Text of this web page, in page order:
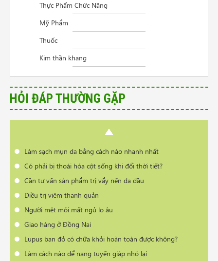
Thực Phẩm Chức Năng
Mỹ Phẩm
Thuốc
Kim thần khang
HỎI ĐÁP THƯỜNG GẶP
Cần tư vấn sản phẩm trị vẩy nến da đầu
Điều trị viêm thanh quản
Người mệt mỏi mất ngủ lo âu
Giao hàng ở Đồng Nai
Lupus ban đỏ có chữa khỏi hoàn toàn được không?
Làm cách nào để nang tuyến giáp nhỏ lại
Làm sạch mụn da bằng cách nào nhanh nhất
Có phải bị thoái hóa cột sống khi đổi thời tiết?
Cần tư vấn sản phẩm trị vẩy nến da đầu
Điều trị viêm thanh quản
Người mệt mỏi mất ngủ lo âu
Giao hàng ở Đồng Nai
Lupus ban đỏ có chữa khỏi hoàn toàn được không?
Làm cách nào để nang tuyến giáp nhỏ lại